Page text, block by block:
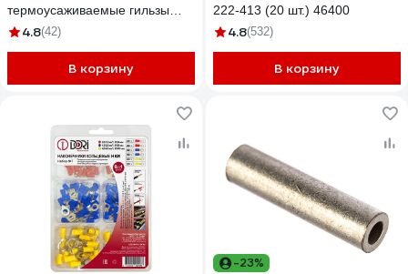
термоусаживаемые гильзы
DORI 1,5-2,5 мм2 25шт 44383
4.8(42)
В корзину
222-413 (20 шт.) 46400
4.8(532)
В корзину
-23%